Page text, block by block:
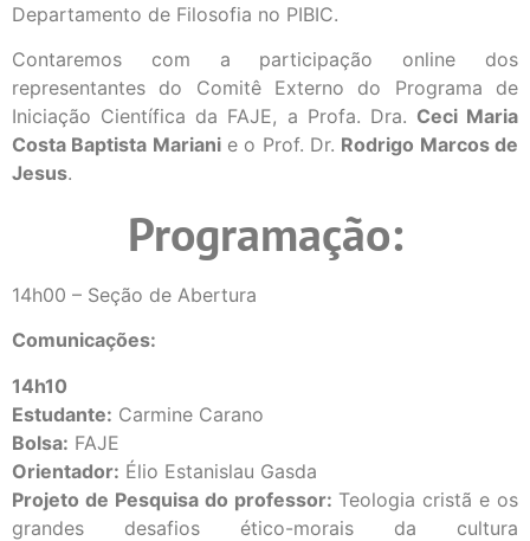
Departamento de Filosofia no PIBIC.
Contaremos com a participação online dos
representantes do Comitê Externo do Programa de
Iniciação Científica da FAJE, a Profa. Dra. Ceci Maria
Costa Baptista Marianie o Prof. Dr. Rodrigo Marcos de
Jesus.
Programação:
14h00 – Seção de Abertura
Comunicações:
14h10
Estudante: Carmine Carano
Bolsa: FAJE
Orientador: Élio Estanislau Gasda
Projeto de Pesquisa do professor: Teologia cristã e os
grandes desafios ético-morais da cultura